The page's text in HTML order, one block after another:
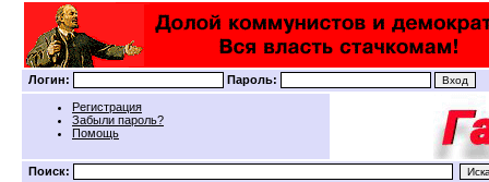
Логин: Пароль:
Регистрация
Забыли пароль?
Помощь
Поиск: